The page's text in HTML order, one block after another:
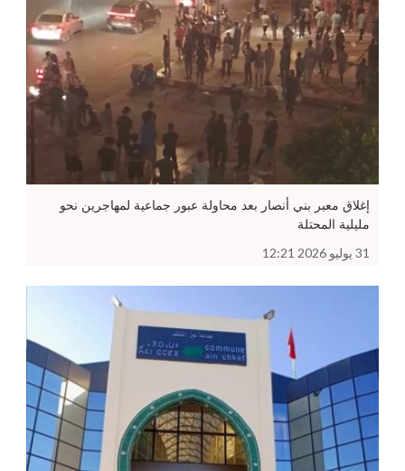
إغلاق معبر بني أنصار بعد محاولة عبور جماعية لمهاجرين نحو
مليلية المحتلة
31 يوليو 2026 12:21